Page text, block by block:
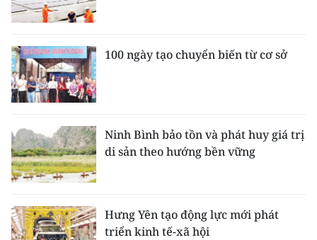
100 ngày tạo chuyển biến từ cơ sở
Ninh Bình bảo tồn và phát huy giá trị
di sản theo hướng bền vững
Hưng Yên tạo động lực mới phát
triển kinh tế-xã hội